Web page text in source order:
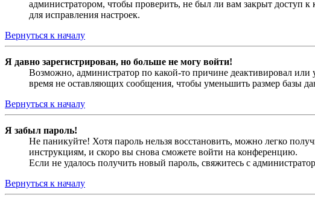
администратором, чтобы проверить, не был ли вам закрыт доступ
для исправления настроек.
Вернуться к началу
Я давно зарегистрирован, но больше не могу войти!
Возможно, администратор по какой-то причине деактивировал
время не оставляющих сообщения, чтобы уменьшить размер базы
Вернуться к началу
Я забыл пароль!
Не паникуйте! Хотя пароль нельзя восстановить, можно легко
инструкциям, и скоро вы снова сможете войти на конференцию.
Если не удалось получить новый пароль, свяжитесь с
Вернуться к началу